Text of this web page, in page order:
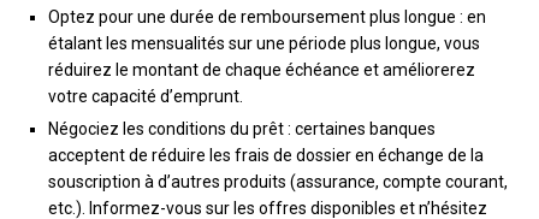
Optez pour une durée de remboursement plus longue : en
étalant les mensualités sur une période plus longue, vous
réduirez le montant de chaque échéance et améliorerez
votre capacité d’emprunt.
Négociez les conditions du prêt : certaines banques
acceptent de réduire les frais de dossier en échange de la
souscription à d’autres produits (assurance, compte courant,
etc.). Informez-vous sur les offres disponibles et n’hésitez